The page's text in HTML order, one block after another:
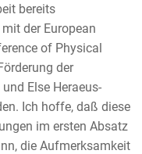
bereits
der European
of Physical
der
Else Heraeus-
Ich hoffe, daß diese
im ersten Absatz
die Aufmerksamkeit